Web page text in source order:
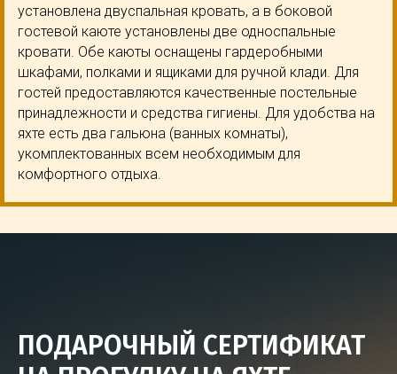
установлена двуспальная кровать, а в боковой
гостевой каюте установлены две односпальные
кровати. Обе каюты оснащены гардеробными
шкафами, полками и ящиками для ручной клади. Для
гостей предоставляются качественные постельные
принадлежности и средства гигиены. Для удобства на
яхте есть два гальюна (ванных комнаты),
укомплектованных всем необходимым для
комфортного отдыха.
ПОДАРОЧНЫЙ СЕРТИФИКАТ